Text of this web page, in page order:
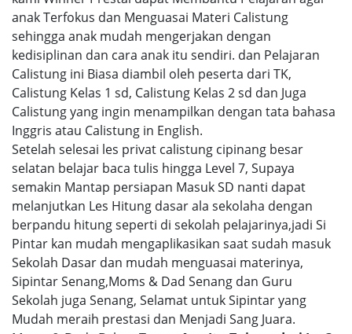
anak Terfokus dan Menguasai Materi Calistung
sehingga anak mudah mengerjakan dengan
kedisiplinan dan cara anak itu sendiri. dan Pelajaran
Calistung ini Biasa diambil oleh peserta dari TK,
Calistung Kelas 1 sd, Calistung Kelas 2 sd dan Juga
Calistung yang ingin menampilkan dengan tata bahasa
Inggris atau Calistung in English.
Setelah selesai les privat calistung cipinang besar
selatan belajar baca tulis hingga Level 7, Supaya
semakin Mantap persiapan Masuk SD nanti dapat
melanjutkan Les Hitung dasar ala sekolaha dengan
berpandu hitung seperti di sekolah pelajarinya,jadi Si
Pintar kan mudah mengaplikasikan saat sudah masuk
Sekolah Dasar dan mudah menguasai materinya,
Sipintar Senang,Moms & Dad Senang dan Guru
Sekolah juga Senang, Selamat untuk Sipintar yang
Mudah meraih prestasi dan Menjadi Sang Juara.